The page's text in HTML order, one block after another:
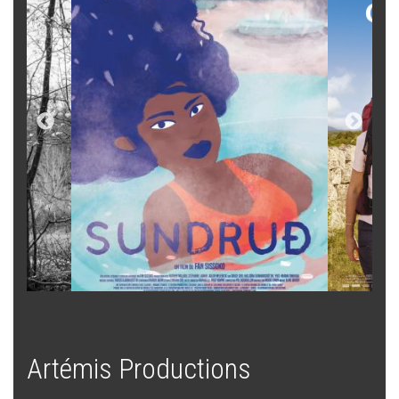
Artémis Productions